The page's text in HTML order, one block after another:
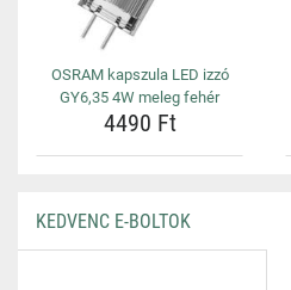
OSRAM kapszula LED izzó
GY6,35 4W meleg fehér
4490 Ft
KEDVENC E-BOLTOK